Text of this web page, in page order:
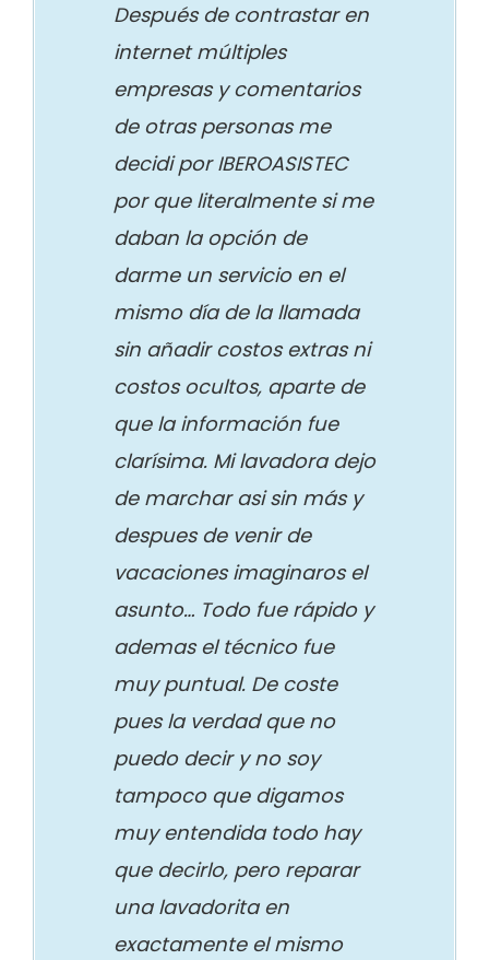
Después de contrastar en
internet múltiples
empresas y comentarios
de otras personas me
decidi por IBEROASISTEC
por que literalmente si me
daban la opción de
darme un servicio en el
mismo día de la llamada
sin añadir costos extras ni
costos ocultos, aparte de
que la información fue
clarísima. Mi lavadora dejo
de marchar asi sin más y
despues de venir de
vacaciones imaginaros el
asunto… Todo fue rápido y
ademas el técnico fue
muy puntual. De coste
pues la verdad que no
puedo decir y no soy
tampoco que digamos
muy entendida todo hay
que decirlo, pero reparar
una lavadorita en
exactamente el mismo